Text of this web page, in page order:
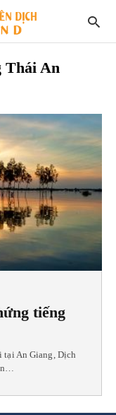
Thái An
tiếng
tại An Giang, Dịch